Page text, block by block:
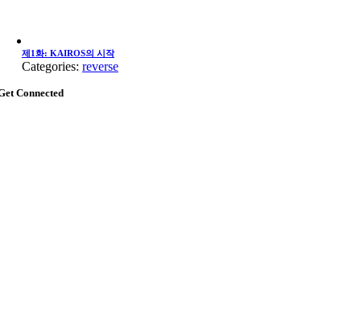
제1화: KAIROS의 시작
Categories: reverse
Connected